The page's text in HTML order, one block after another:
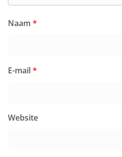
Naam *
E-mail*
Website